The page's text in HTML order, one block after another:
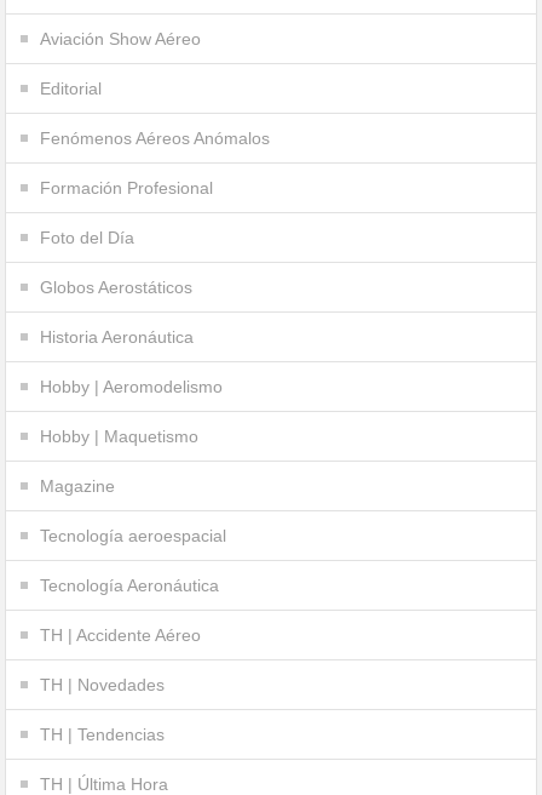
Aviación Show Aéreo
Editorial
Fenómenos Aéreos Anómalos
Formación Profesional
Foto del Día
Globos Aerostáticos
Historia Aeronáutica
Hobby | Aeromodelismo
Hobby | Maquetismo
Magazine
Tecnología aeroespacial
Tecnología Aeronáutica
TH | Accidente Aéreo
TH | Novedades
TH | Tendencias
TH | Última Hora